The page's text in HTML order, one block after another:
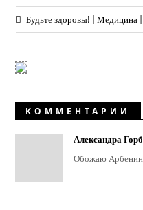
Будьте здоровы! | Медицина
КОММЕНТАРИИ
Александра
Обожаю